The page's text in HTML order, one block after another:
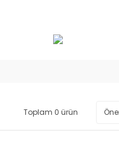
Toplam 0 ürün